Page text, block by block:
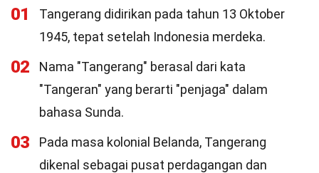
01
Tangerang didirikan pada tahun 13 Oktober
1945, tepat setelah Indonesia merdeka.
02
Nama "Tangerang" berasal dari kata
"Tangeran" yang berarti "penjaga" dalam
bahasa Sunda.
03
Pada masa kolonial Belanda, Tangerang
dikenal sebagai pusat perdagangan dan